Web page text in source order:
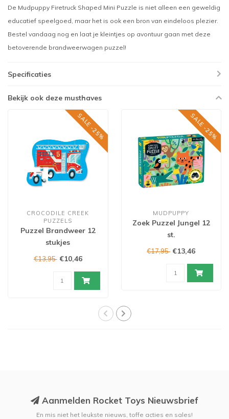
De Mudpuppy Firetruck Shaped Mini Puzzle is niet alleen een geweldig
educatief speelgoed, maar het is ook een bron van eindeloos plezier.
Bestel vandaag nog en laat je kleintjes op avontuur gaan met deze
betoverende brandweerwagen puzzel!
Specificaties
Bekijk ook deze musthaves
SALE -25%
CROCODILE CREEK
PUZZELS
Puzzel Brandweer 12
stukjes
€13,95 €10,46
SALE -25%
MUDPUPPY
Zoek Puzzel Jungel 12
st.
€17,95 €13,46
Aanmelden Rocket Toys Nieuwsbrief
En mis niet het leukste nieuws, toffe acties en sales!